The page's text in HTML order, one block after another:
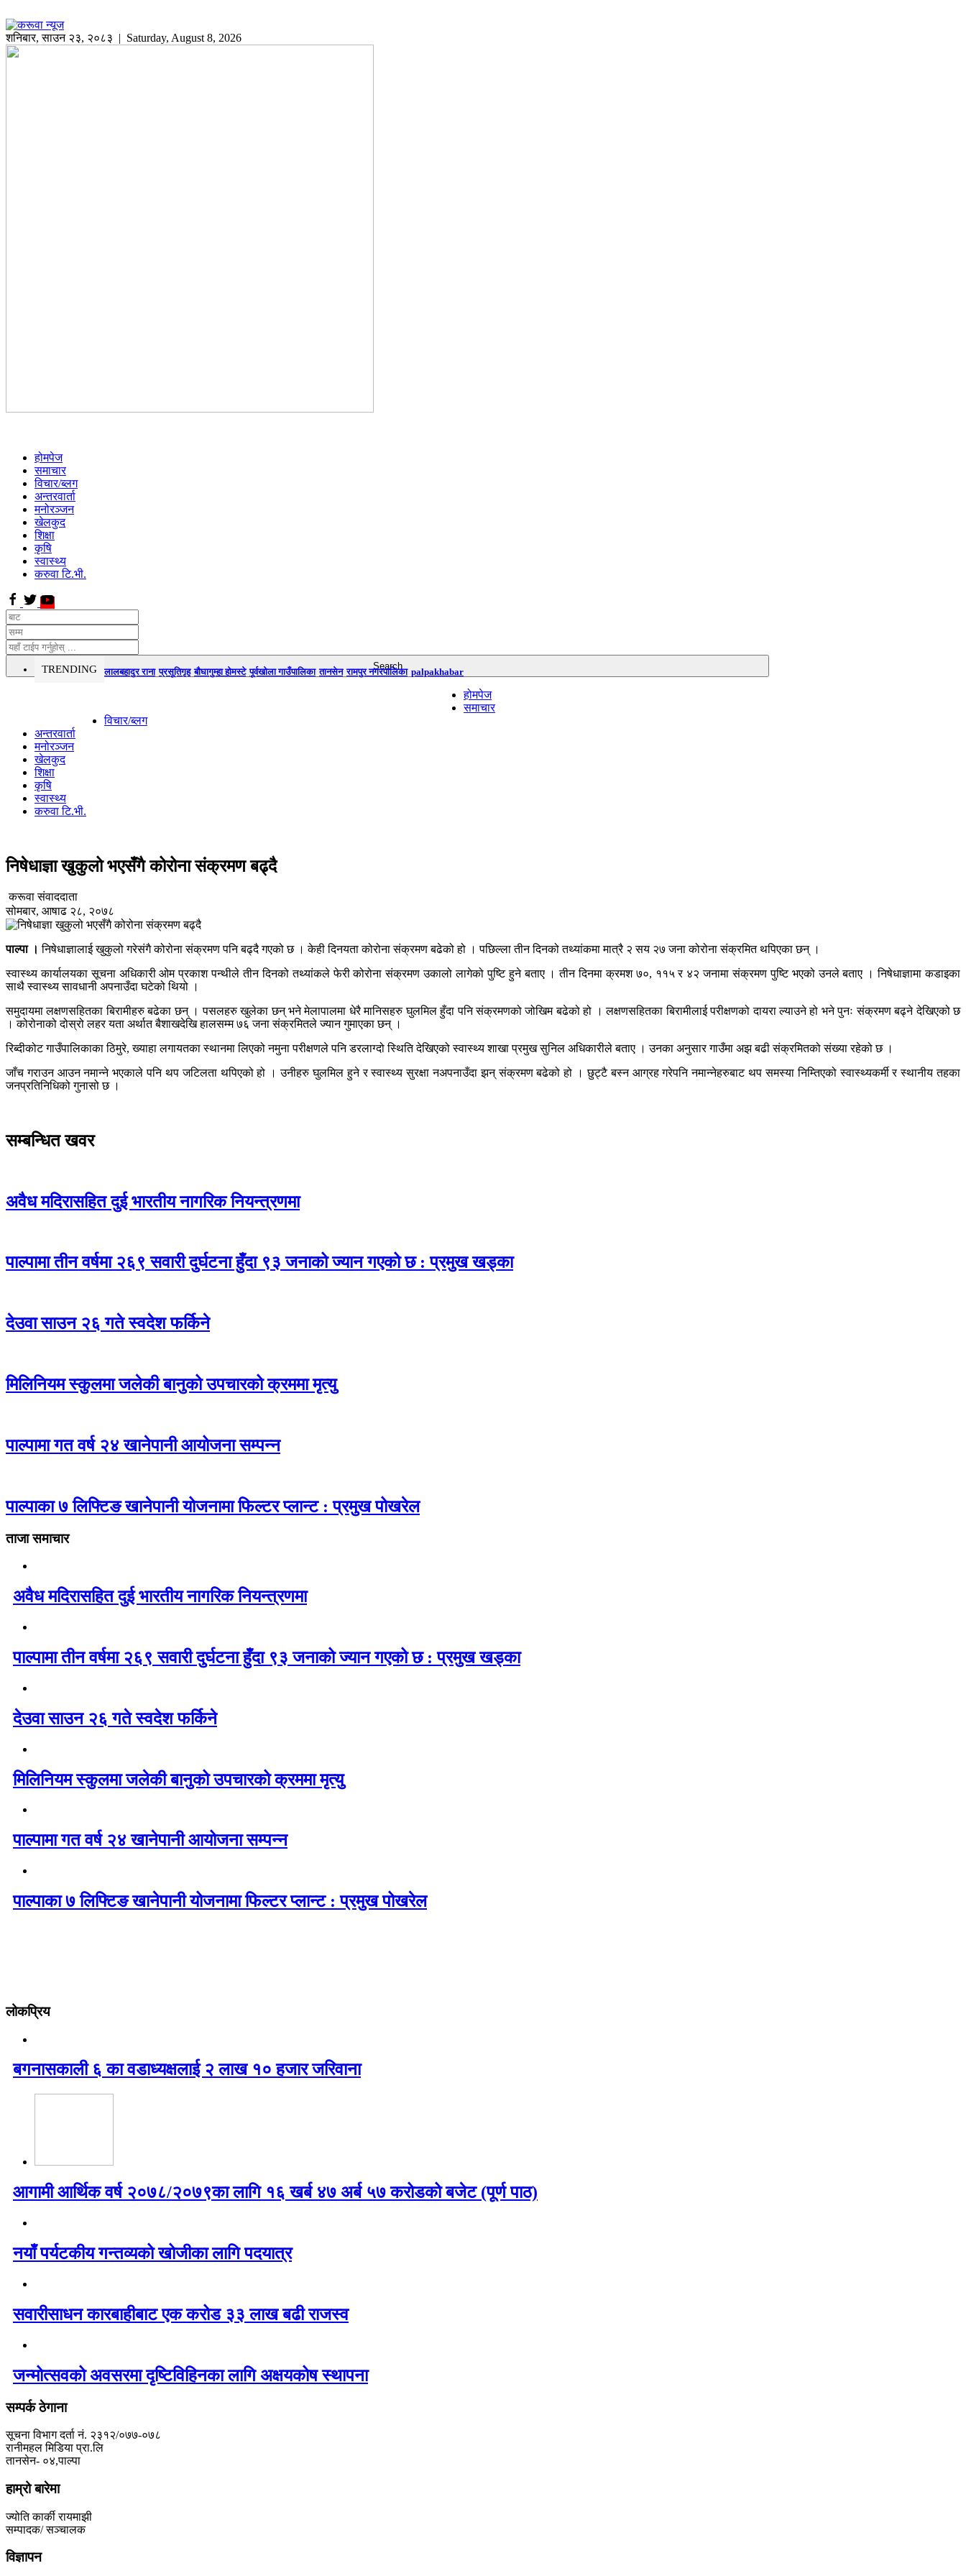
शनिबार,साउन २३, २०८३ | Saturday, August 8, 2026
होमपेज
समाचार
विचार/ब्लग
अन्तरवार्ता
मनोरञ्जन
खेलकुद
शिक्षा
कृषि
स्वास्थ्य
करुवा टि.भी.
TRENDING लालबहादुर राना प्रसूतिगृह बौघागुम्हा होमस्टे पूर्वखोला गाउँपालिका तानसेन रामपुर नगरपालिका palpakhabar
होमपेज
समाचार
विचार/ब्लग
अन्तरवार्ता
मनोरञ्जन
खेलकुद
शिक्षा
कृषि
स्वास्थ्य
करुवा टि.भी.
निषेधाज्ञा खुकुलो भएसँगै कोरोना संक्रमण बढ्दै
करूवा संवाददाता
सोमबार, आषाढ २८, २०७८
पाल्पा । निषेधाज्ञालाई खुकुलो गरेसंगै कोरोना संक्रमण पनि बढ्दै गएको छ । केही दिनयता कोरोना संक्रमण बढेको हो । पछिल्ला तीन दिनको तथ्यांकमा मात्रै २ सय २७ जना कोरोना संक्रमित थपिएका छन् ।
स्वास्थ्य कार्यालयका सूचना अधिकारी ओम प्रकाश पन्थीले तीन दिनको तथ्यांकले फेरी कोरोना संक्रमण उकालो लागेको पुष्टि हुने बताए । तीन दिनमा क्रमश ७०, ११५ र ४२ जनामा संक्रमण पुष्टि भएको उनले बताए । निषेधाज्ञामा कडाइका
साथै स्वास्थ्य सावधानी अपनाउँदा घटेको थियो ।
समुदायमा लक्षणसहितका बिरामीहरु बढेका छन् । पसलहरु खुलेका छन् भने मेलापालमा धेरै मानिसहरु घुलमिल हुँदा पनि संक्रमणको जोखिम बढेको हो । लक्षणसहितका बिरामीलाई परीक्षणको दायरा ल्याउने हो भने पुनः संक्रमण बढ्ने देखिएको छ
। कोरोनाको दोस्रो लहर यता अर्थात बैशाखदेखि हालसम्म ७६ जना संक्रमितले ज्यान गुमाएका छन् ।
रिब्दीकोट गाउँपालिकाका ठिमुरे, ख्याहा लगायतका स्थानमा लिएको नमुना परीक्षणले पनि डरलाग्दो स्थिति देखिएको स्वास्थ्य शाखा प्रमुख सुनिल अधिकारीले बताए । उनका अनुसार गाउँमा अझ बढी संक्रमितको संख्या रहेको छ ।
जाँच गराउन आउन नमान्ने भएकाले पनि थप जटिलता थपिएको हो । उनीहरु घुलमिल हुने र स्वास्थ्य सुरक्षा नअपनाउँदा झन् संक्रमण बढेको हो । छुट्टै बस्न आग्रह गरेपनि नमान्नेहरुबाट थप समस्या निम्तिएको स्वास्थ्यकर्मी र स्थानीय तहका
जनप्रतिनिधिको गुनासो छ ।
सम्बन्धित खवर
अवैध मदिरासहित दुई भारतीय नागरिक नियन्त्रणमा
पाल्पामा तीन वर्षमा २६९ सवारी दुर्घटना हुँदा ९३ जनाको ज्यान गएको छ : प्रमुख खड्का
देउवा साउन २६ गते स्वदेश फर्किने
मिलिनियम स्कुलमा जलेकी बानुको उपचारको क्रममा मृत्यु
पाल्पामा गत वर्ष २४ खानेपानी आयोजना सम्पन्न
पाल्पाका ७ लिफ्टिङ खानेपानी योजनामा फिल्टर प्लान्ट : प्रमुख पोखरेल
ताजा समाचार
अवैध मदिरासहित दुई भारतीय नागरिक नियन्त्रणमा
पाल्पामा तीन वर्षमा २६९ सवारी दुर्घटना हुँदा ९३ जनाको ज्यान गएको छ : प्रमुख खड्का
देउवा साउन २६ गते स्वदेश फर्किने
मिलिनियम स्कुलमा जलेकी बानुको उपचारको क्रममा मृत्यु
पाल्पामा गत वर्ष २४ खानेपानी आयोजना सम्पन्न
पाल्पाका ७ लिफ्टिङ खानेपानी योजनामा फिल्टर प्लान्ट : प्रमुख पोखरेल
लोकप्रिय
बगनासकाली ६ का वडाध्यक्षलाई २ लाख १० हजार जरिवाना
आगामी आर्थिक वर्ष २०७८/२०७९का लागि १६ खर्ब ४७ अर्ब ५७ करोडको बजेट (पूर्ण पाठ)
नयाँ पर्यटकीय गन्तव्यको खोजीका लागि पदयात्र
सवारीसाधन कारबाहीबाट एक करोड ३३ लाख बढी राजस्व
जन्मोत्सवको अवसरमा दृष्टिविहिनका लागि अक्षयकोष स्थापना
सम्पर्क ठेगाना
सूचना विभाग दर्ता नं. २३१२/०७७-०७८
रानीमहल मिडिया प्रा.लि
तानसेन- ०४,पाल्पा
हाम्रो बारेमा
ज्योति कार्की रायमाझी
सम्पादक/ सञ्चालक
विज्ञापन